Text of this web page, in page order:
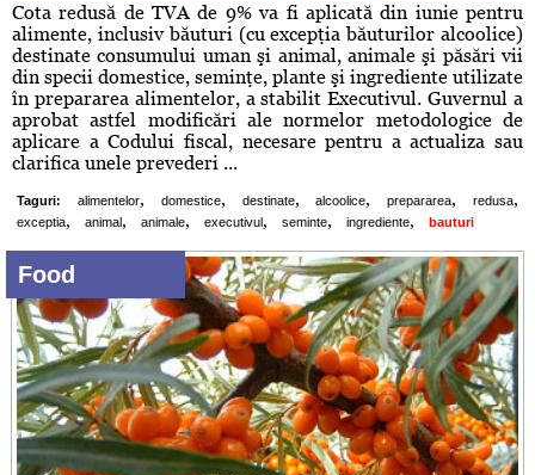
Cota redusă de TVA de 9% va fi aplicată din iunie pentru
alimente, inclusiv băuturi (cu excepţia băuturilor alcoolice)
destinate consumului uman şi animal, animale şi păsări vii
din specii domestice, seminţe, plante şi ingrediente utilizate
în prepararea alimentelor, a stabilit Executivul. Guvernul a
aprobat astfel modificări ale normelor metodologice de
aplicare a Codului fiscal, necesare pentru a actualiza sau
clarifica unele prevederi ...
Taguri: alimentelor, domestice, destinate, alcoolice, prepararea, redusa,
exceptia, animal , animale, executivul , seminte, ingrediente, bauturi
Food